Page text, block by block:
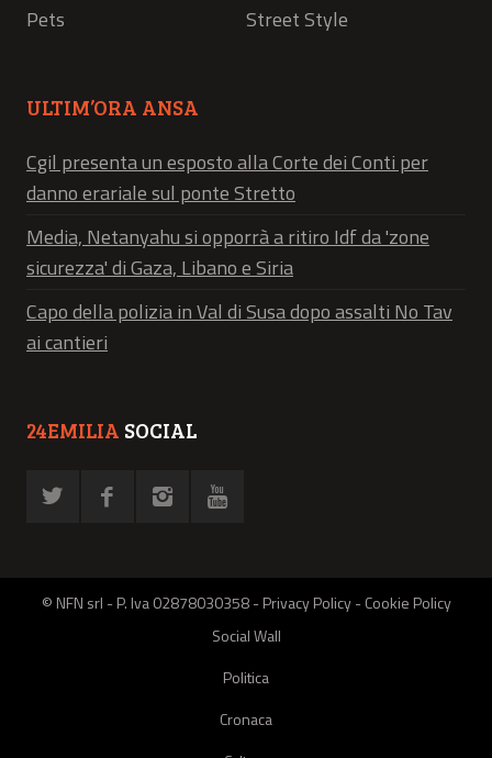
Pets
Street Style
ULTIM’ORA ANSA
Cgil presenta un esposto alla Corte dei Conti per
danno erariale sul ponte Stretto
Media, Netanyahu si opporrà a ritiro Idf da 'zone
sicurezza' di Gaza, Libano e Siria
Capo della polizia in Val di Susa dopo assalti No Tav
ai cantieri
24EMILIA SOCIAL
© NFN srl - P. Iva 02878030358 -Privacy Policy-Cookie Policy
Social Wall
Politica
Cronaca